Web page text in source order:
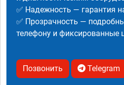
✅ Надежность — гарантия
✅ Прозрачность —
телефону и фиксированные
Позвонить Telegram